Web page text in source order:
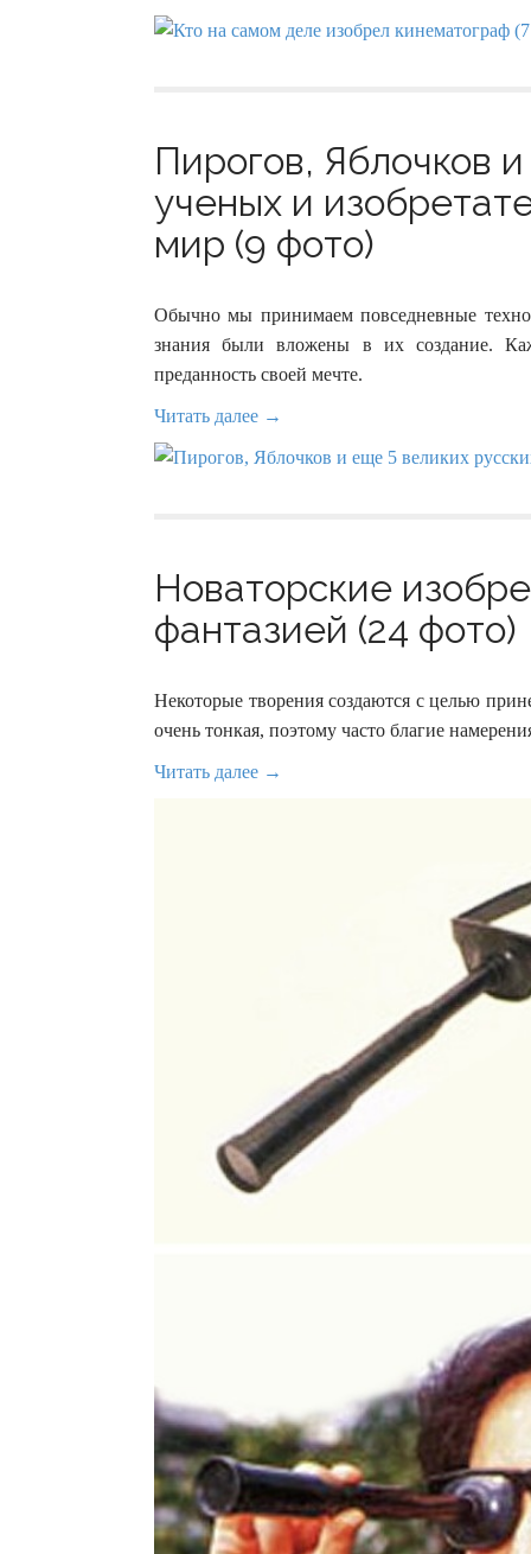
Пирогов, Яблочков
ученых и
мир (9 фото)
Обычно мы принимаем повседневные
знания были вложены в их создание.
преданность своей мечте.
Читать далее →
Новаторские
фантазией (24 фото)
Некоторые творения создаются с целью
очень тонкая, поэтому часто благие
Читать далее →